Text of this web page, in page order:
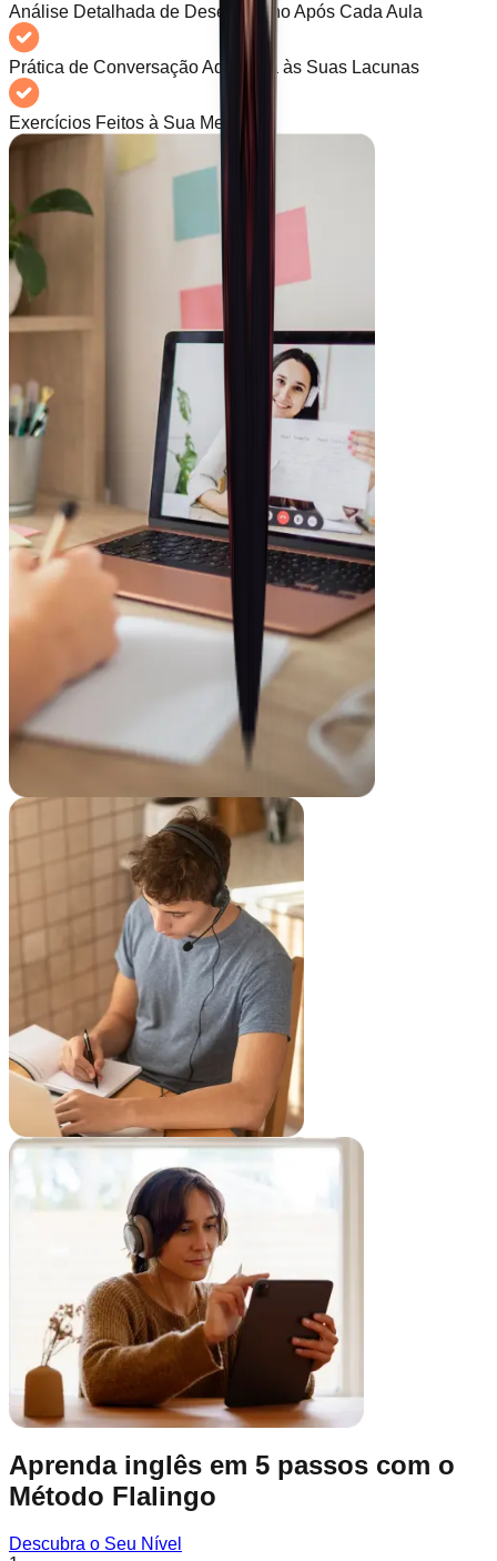
Análise Detalhada de Desempenho Após Cada Aula
Prática de Conversação Adaptada às Suas Lacunas
Exercícios Feitos à Sua Medida
Aprenda inglês em 5 passos com o
Método Flalingo
Descubra o Seu Nível